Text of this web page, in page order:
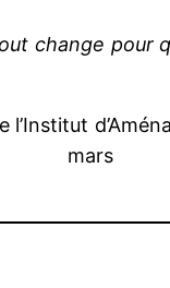
change pour
l’Institut
mars